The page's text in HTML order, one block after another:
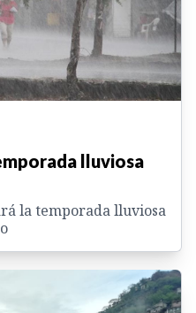
lluviosa
la temporada lluviosa